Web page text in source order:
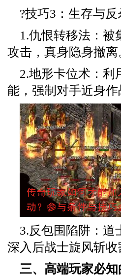
?技巧3：生存与
1.仇恨转移法：被
攻击，真身隐身撤离
2.地形卡位术：利
能，强制对手近身作
3.反包围陷阱：道
深入后战士旋风斩收
三、高端玩家必知